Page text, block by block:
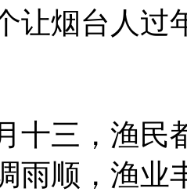
让烟台人过
十三，渔民
雨顺，渔业